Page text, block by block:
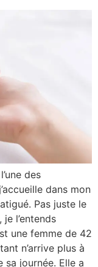
des
dans mon
Pas juste le
l’entends
une femme de 42
n’arrive plus à
sa journée. Elle a